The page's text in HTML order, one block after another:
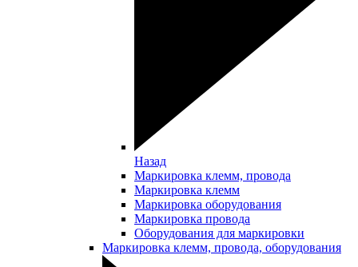
Назад
Маркировка клемм, провода
Маркировка клемм
Маркировка оборудования
Маркировка провода
Оборудования для маркировки
Маркировка клемм, провода, оборудования